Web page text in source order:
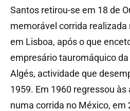
Santos retirou-se em 18 de
memorável corrida realizada
em Lisboa, após o que
empresário tauromáquico
Algés, actividade que
1959. Em 1960 regressou
numa corrida no México, em